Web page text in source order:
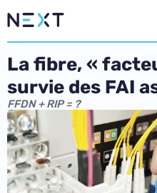
La fibre, «
survie des FAI
FFDN + RIP = ?